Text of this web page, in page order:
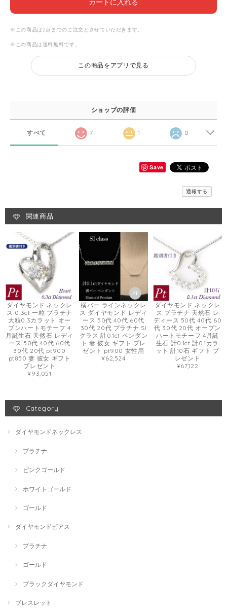
※この商品は2点までのご注文とさせていただきます。
※この商品は 送料無料です。
この商品をアプリで見る
ショップの評価
すべて 7 1 0
Save
通報する
関連商品
ダイヤモンド ネックレ
ス 0.3ct 一粒 プラチナ
大粒0.3カラット オー
プンハートモチーフ 4
月誕生石 天然石 レディ
ース 50代 40代 60代
30代 20代 pt900
pt850 妻 彼女 ギフト
プレゼント
¥93,051
横バー ラインネックレ
ス ダイヤモンド レディ
ース 50代 40代 60代
30代 20代 プラチナ SI
クラス 計0.1ct ペンダン
ト 妻 彼女 ギフト プレ
ゼント pt900 女性用
¥62,524
ダイヤモンド ネックレ
ス プラチナ 天然石 レ
ディース 50代 40代 60
代 30代 20代 オープン
ハートモチーフ 4月誕
生石 計0.1ct 計0.1カラ
ット 計10石 ギフト プ
レゼント
¥67,122
Category
ダイヤモンドネックレス
プラチナ
ピンクゴールド
ホワイトゴールド
ゴールド
ダイヤモンドピアス
プラチナ
ゴールド
ブラックダイヤモンド
ブレスレット